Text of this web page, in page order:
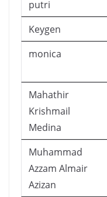
putri
Keygen
monica
Mahathir
Krishmail
Medina
Muhammad
Azzam Almair
Azizan